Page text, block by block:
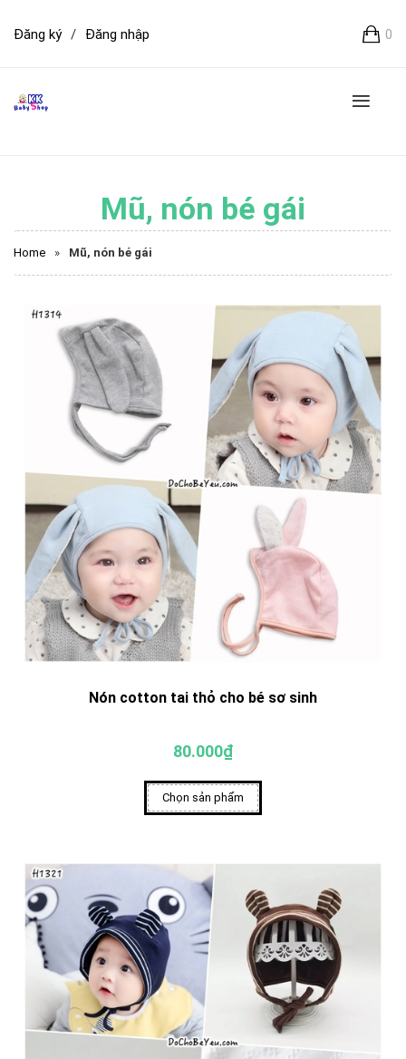
0
Đăng ký / Đăng nhập
Mũ, nón bé gái
Home » Mũ, nón bé gái
Nón cotton tai thỏ cho bé sơ sinh
80.000₫
Chọn sản phẩm